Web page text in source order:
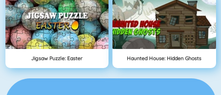
Jigsaw Puzzle: Easter Haunted House: Hidden Ghosts